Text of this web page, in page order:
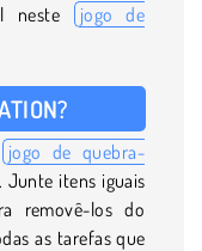
neste
jogo de
jogo de quebra-
Junte itens iguais
removê-los do
as tarefas que